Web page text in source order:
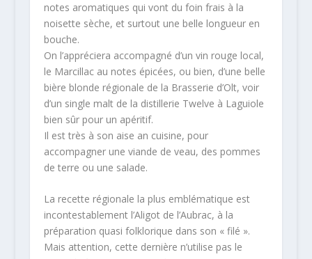
notes aromatiques qui vont du foin frais à la
noisette sèche, et surtout une belle longueur en
bouche.
On l’appréciera accompagné d’un vin rouge local,
le Marcillac au notes épicées, ou bien, d’une belle
bière blonde régionale de la Brasserie d’Olt, voir
d’un single malt de la distillerie Twelve à Laguiole
bien sûr pour un apéritif.
Il est très à son aise an cuisine, pour
accompagner une viande de veau, des pommes
de terre ou une salade.
La recette régionale la plus emblématique est
incontestablement l’Aligot de l’Aubrac, à la
préparation quasi folklorique dans son « filé ».
Mais attention, cette dernière n’utilise pas le